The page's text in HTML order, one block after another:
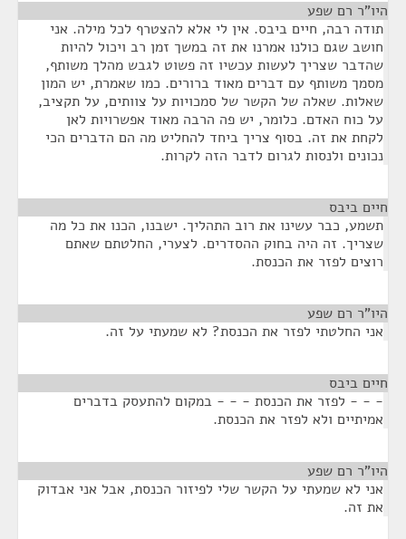
היו"ר רם שפע
תודה רבה, חיים ביבס. אין לי אלא להצטרף לכל מילה. אני
חושב שגם כולנו אמרנו את זה במשך זמן רב ויכול להיות
שהדבר שצריך לעשות עכשיו זה פשוט לגבש מהלך משותף,
מסמך משותף עם דברים מאוד ברורים. כמו שאמרת, יש המון
שאלות. שאלה של הקשר של סמכויות על צוותים, על תקציב,
על כוח האדם. כלומר, יש פה הרבה מאוד אפשרויות לאן
לקחת את זה. בסוף צריך ביחד להחליט מה הם הדברים הכי
נכונים ולנסות לגרום לדבר הזה לקרות.
חיים ביבס
תשמע, כבר עשינו את רוב התהליך. ישבנו, הכנו את כל מה
שצריך. זה היה בחוק ההסדרים. לצערי, החלטתם שאתם
רוצים לפזר את הכנסת.
היו"ר רם שפע
אני החלטתי לפזר את הכנסת? לא שמעתי על זה.
חיים ביבס
- - - לפזר את הכנסת - - - במקום להתעסק בדברים
אמיתיים ולא לפזר את הכנסת.
היו"ר רם שפע
אני לא שמעתי על הקשר שלי לפיזור הכנסת, אבל אני אבדוק
את זה.